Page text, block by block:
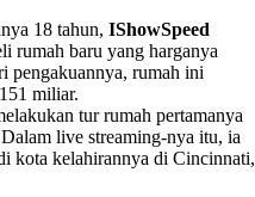
18 tahun, IShowSpeed
rumah baru yang harganya
pengakuannya, rumah ini
miliar.
tur rumah pertamanya
live streaming-nya itu, ia
kota kelahirannya di Cincinnati,